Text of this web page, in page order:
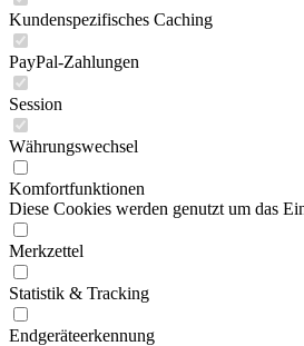
Kundenspezifisches Caching
PayPal-Zahlungen
Session
Währungswechsel
Komfortfunktionen
Diese Cookies werden genutzt um das
Merkzettel
Statistik & Tracking
Endgeräteerkennung